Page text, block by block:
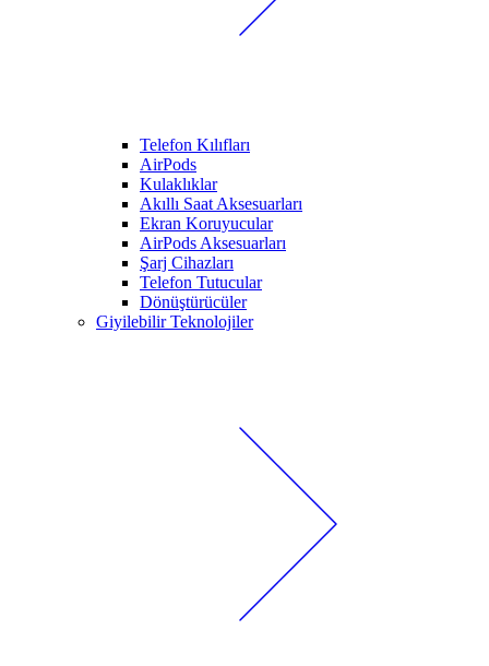
Telefon Kılıfları
AirPods
Kulaklıklar
Akıllı Saat Aksesuarları
Ekran Koruyucular
AirPods Aksesuarları
Şarj Cihazları
Telefon Tutucular
Dönüştürücüler
Giyilebilir Teknolojiler